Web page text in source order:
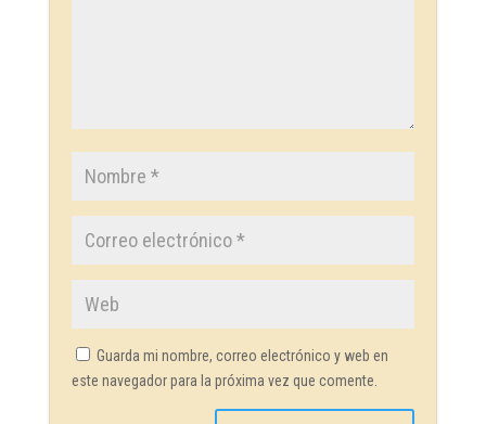
Guarda mi nombre, correo electrónico y web en
este navegador para la próxima vez que comente.